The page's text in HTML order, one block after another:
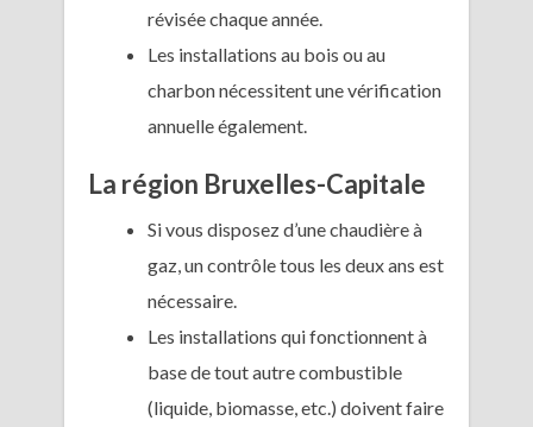
révisée chaque année.
Les installations au bois ou au
charbon nécessitent une vérification
annuelle également.
La région Bruxelles-Capitale
Si vous disposez d’une chaudière à
gaz, un contrôle tous les deux ans est
nécessaire.
Les installations qui fonctionnent à
base de tout autre combustible
(liquide, biomasse, etc.) doivent faire